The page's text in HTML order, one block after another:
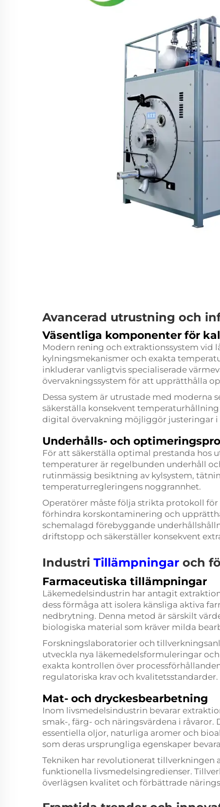
Avancerad utrustning och
Väsentliga komponenter för
Modern rening och extraktionssystem vid
kylningsmekanismer och exakta
inkluderar vanligtvis specialiserade
övervakningssystem för att upprätthålla
Dessa system är utrustade med
säkerställa konsekvent
digital övervakning möjliggör justeringar
Underhålls- och
För att säkerställa optimal prestanda hos
temperaturer är regelbunden underhåll
rutinmässig besiktning av kylsystem,
temperaturregleringens noggrannhet.
Operatörer måste följa strikta protokoll
förhindra korskontaminering och
schemalagd förebyggande
driftstopp och säkerställer konsekvent
Industri Tillämpningar och
Farmaceutiska tillämpningar
Läkemedelsindustrin har antagit
dess förmåga att isolera känsliga aktiva
nedbrytning. Denna metod är särskilt
biologiska material som kräver milda
Forskningslaboratorier och
utveckla nya läkemedelsformuleringar
exakta kontrollen över
regulatoriska krav och kvalitetsstandarder.
Mat- och dryckesbearbetning
Inom livsmedelsindustrin bevarar
smak-, färg- och näringsvärdena i
essentiella oljor, naturliga aromer och
som deras ursprungliga egenskaper
Tekniken har revolutionerat
funktionella livsmedelsingredienser.
överlägsen kvalitet och förbättrade